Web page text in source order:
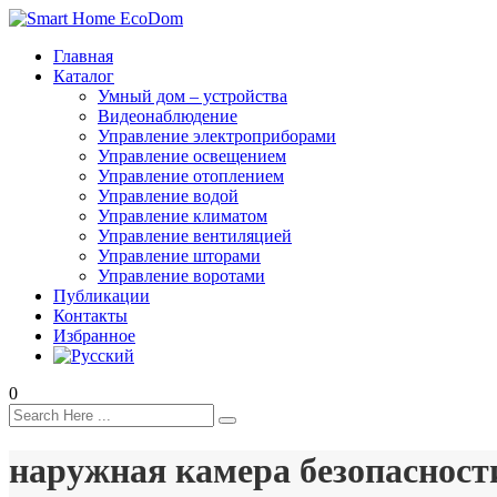
Главная
Каталог
Умный дом – устройства
Видеонаблюдение
Управление электроприборами
Управление освещением
Управление отоплением
Управление водой
Управление климатом
Управление вентиляцией
Управление шторами
Управление воротами
Публикации
Контакты
Избранное
0
наружная камера